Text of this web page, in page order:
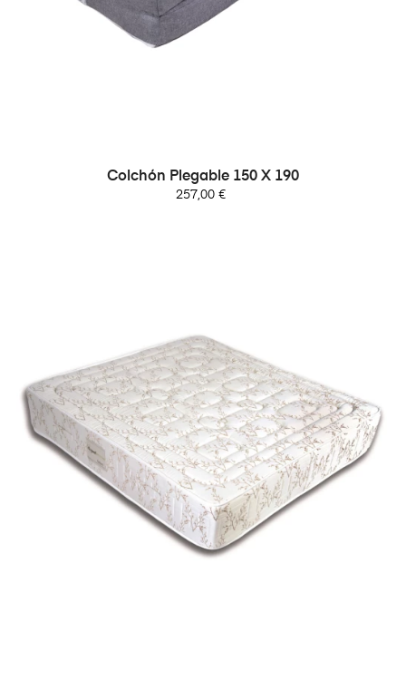
Colchón Plegable 150 X 190
Precio
257,00 €